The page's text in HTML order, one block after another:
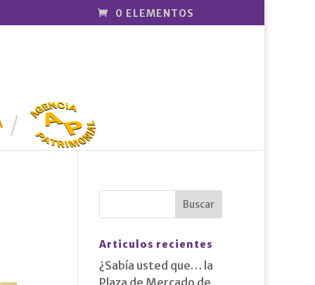
0 ELEMENTOS
AGENCIA
PATRIMONI
AL
Articulos recientes
¿Sabía usted que… la
Plaza de Mercado de